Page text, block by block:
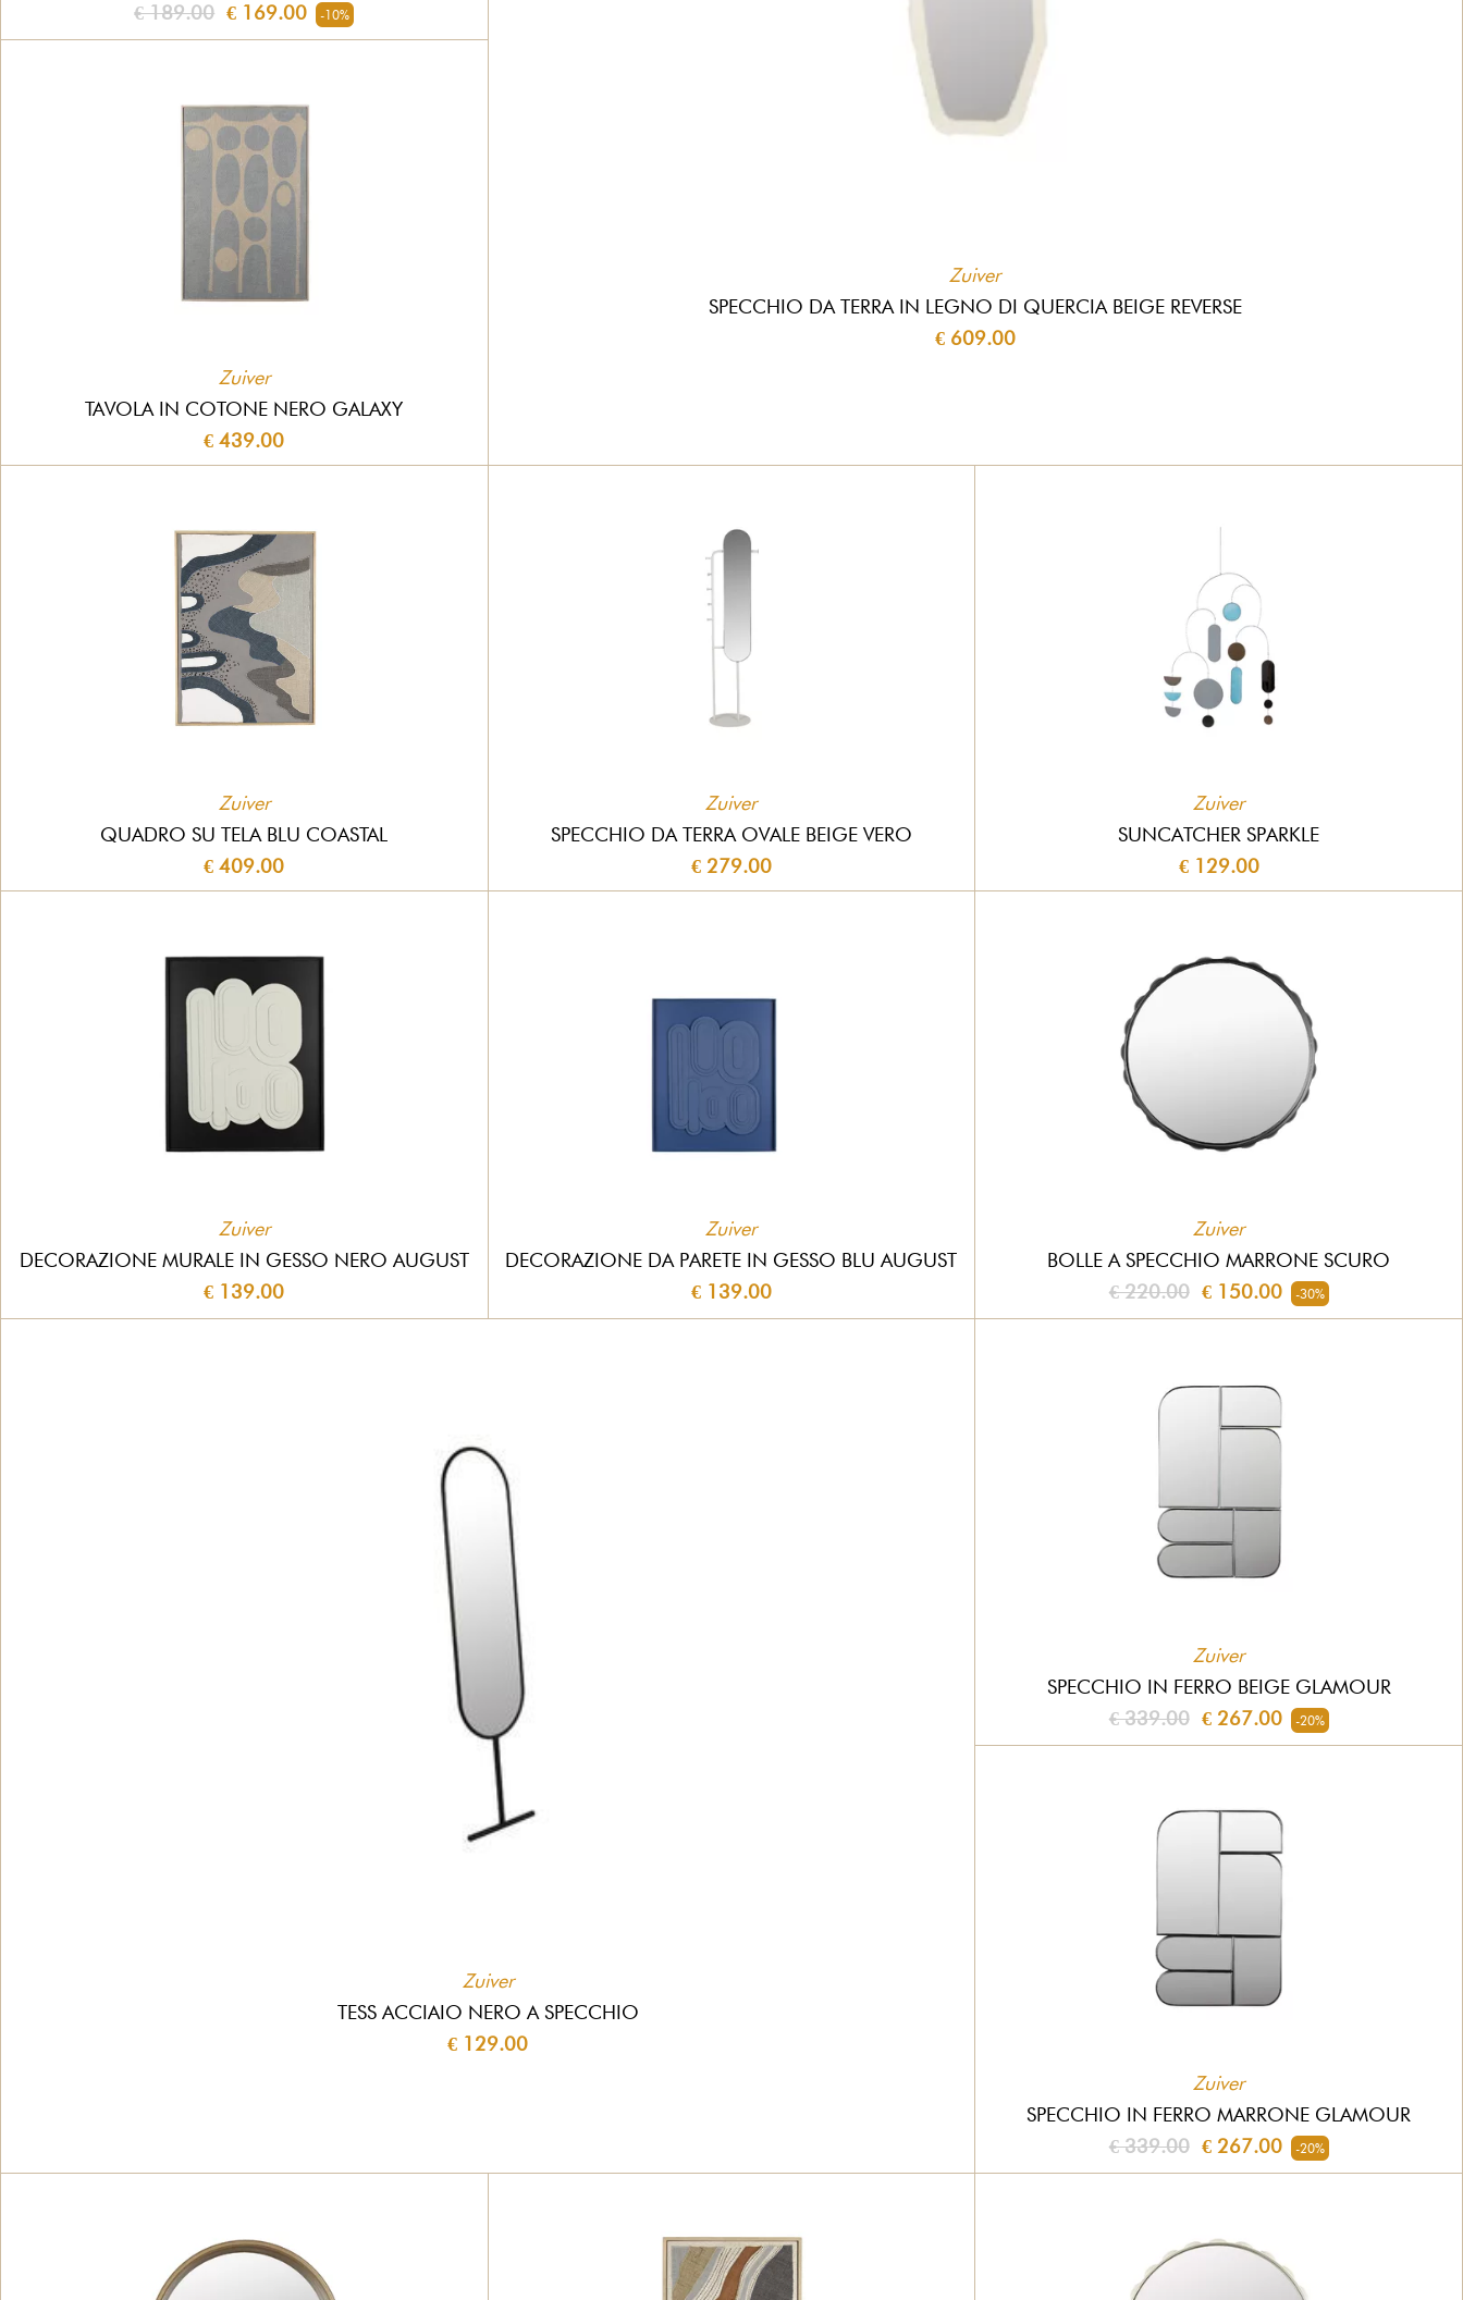
€ 189.00 € 169.00 -10%
Zuiver
SPECCHIO DA TERRA IN LEGNO DI QUERCIA BEIGE REVERSE
€ 609.00
Zuiver
TAVOLA IN COTONE NERO GALAXY
€ 439.00
Zuiver
QUADRO SU TELA BLU COASTAL
€ 409.00
Zuiver
SPECCHIO DA TERRA OVALE BEIGE VERO
€ 279.00
Zuiver
SUNCATCHER SPARKLE
€ 129.00
Zuiver
DECORAZIONE MURALE IN GESSO NERO AUGUST
€ 139.00
Zuiver
DECORAZIONE DA PARETE IN GESSO BLU AUGUST
€ 139.00
Zuiver
TESS ACCIAIO NERO A SPECCHIO
€ 129.00
Zuiver
BOLLE A SPECCHIO MARRONE SCURO
€ 220.00€ 150.00 -30%
Zuiver
SPECCHIO IN FERRO BEIGE GLAMOUR
€ 339.00€ 267.00 -20%
Zuiver
SPECCHIO IN FERRO MARRONE GLAMOUR
€ 339.00€ 267.00 -20%